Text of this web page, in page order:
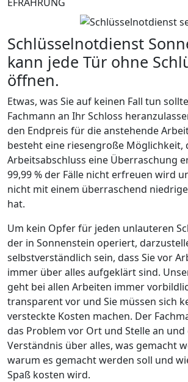
Schlüsselnotdienst
kann jede Tür ohne
öffnen.
Etwas, was Sie auf keinen Fall tun
Fachmann an Ihr Schloss
den Endpreis für die anstehende
besteht eine riesengroße Möglichkeit,
Arbeitsabschluss eine Überraschung
99,99 % der Fälle nicht erfreuen wird
nicht mit einem überraschend
hat.
Um kein Opfer für jeden unlauteren
der in Sonnenstein operiert,
selbstverständlich sein, dass Sie vor
immer über alles aufgeklärt sind.
geht bei allen Arbeiten immer
transparent vor und Sie müssen sich
versteckte Kosten machen. Der
das Problem vor Ort und Stelle an
Verständnis über alles, was gemacht
warum es gemacht werden soll und
Spaß kosten wird.